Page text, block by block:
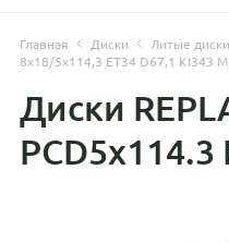
Главная Диски
Литые диски
8x18/5x114,3 ET34 D67,1 KI343
Диски
PCD5x114.3